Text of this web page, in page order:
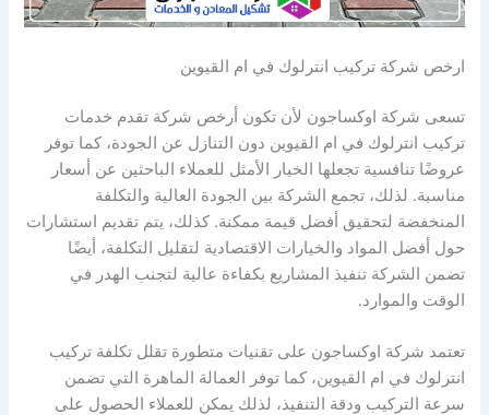
ارخص شركة تركيب انترلوك في ام القيوين
تسعى شركة اوكساجون لأن تكون أرخص شركة تقدم خدمات
تركيب انترلوك في ام القيوين دون التنازل عن الجودة، كما توفر
عروضًا تنافسية تجعلها الخيار الأمثل للعملاء الباحثين عن أسعار
مناسبة. لذلك، تجمع الشركة بين الجودة العالية والتكلفة
المنخفضة لتحقيق أفضل قيمة ممكنة. كذلك، يتم تقديم استشارات
حول أفضل المواد والخيارات الاقتصادية لتقليل التكلفة، أيضًا
تضمن الشركة تنفيذ المشاريع بكفاءة عالية لتجنب الهدر في
الوقت والموارد.
تعتمد شركة اوكساجون على تقنيات متطورة تقلل تكلفة تركيب
انترلوك في ام القيوين، كما توفر العمالة الماهرة التي تضمن
سرعة التركيب ودقة التنفيذ، لذلك يمكن للعملاء الحصول على